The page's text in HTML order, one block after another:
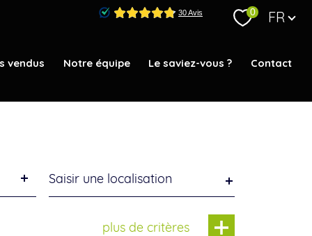
0 Langue
FR
vendus Notre équipe Le saviez-vous ? Contact
plus de critères